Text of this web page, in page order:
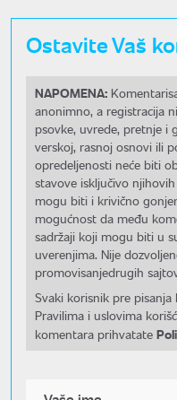
Ostavite Vaš
NAPOMENA:
anonimno, a registracija
psovke, uvrede, pretnje i
verskoj, rasnoj osnovi ili
opredeljenosti neće biti
stavove isključivo
mogu biti i krivično
mogućnost da među
sadržaji koji mogu biti u
uverenjima. Nije
promovisanjedrugih
Svaki korisnik pre
Pravilima i uslovima
komentara prihvatate